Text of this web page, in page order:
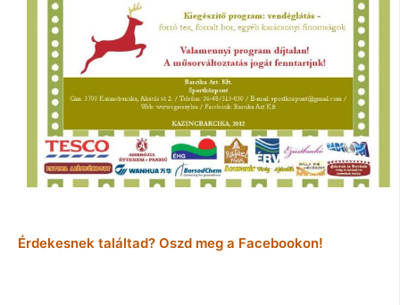
Érdekesnek találtad? Oszd meg a Facebookon!